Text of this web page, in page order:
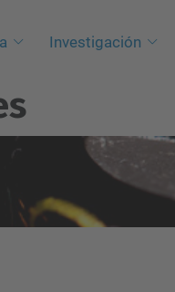
Investigación